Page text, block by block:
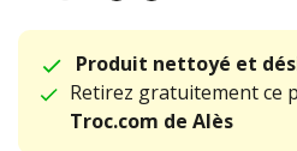
Produit nettoyé et
Retirez gratuitement ce
Troc.com de Alès